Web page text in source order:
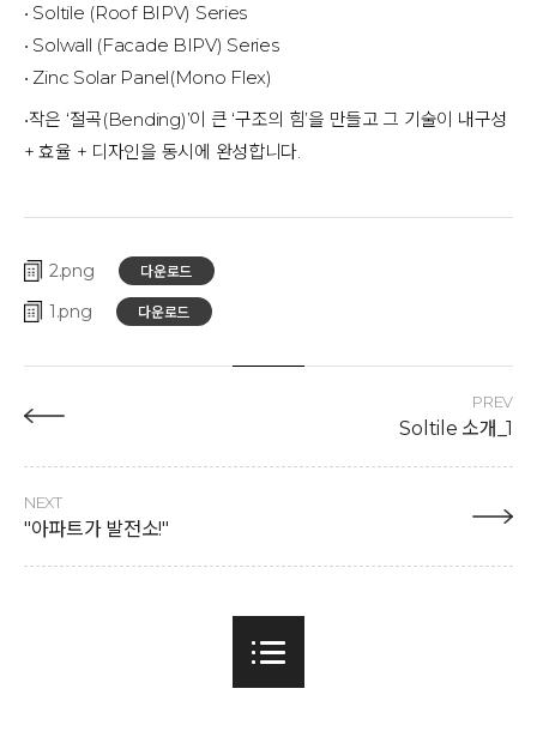
• Soltile (Roof BIPV) Series
• Solwall (Facade BIPV) Series
• Zinc Solar Panel(Mono Flex)
•작은 ‘절곡(Bending)’이 큰 ‘구조의 힘’을 만들고 그 기술이 내구성
+ 효율 + 디자인을 동시에 완성합니다.
2 다운로드
1 다운로드
PREV
Soltile 소개_1
NEXT
"아파트가 발전소!"